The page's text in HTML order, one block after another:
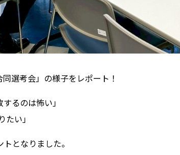
選考会」の様子をレポート！
るのは怖い」
い」
となりました。